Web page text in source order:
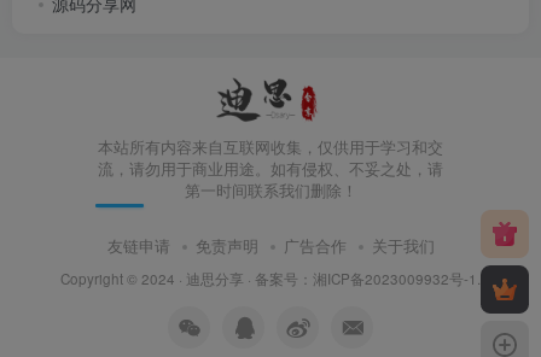
本站所有内容来自互联网收集，仅供用于学习和交
流，请勿用于商业用途。如有侵权、不妥之处，请
第一时间联系我们删除！
友链申请 免责声明 广告合作 关于我们
Copyright © 2024 · 迪思分享 · 备案号： 湘ICP备2023009932号-1